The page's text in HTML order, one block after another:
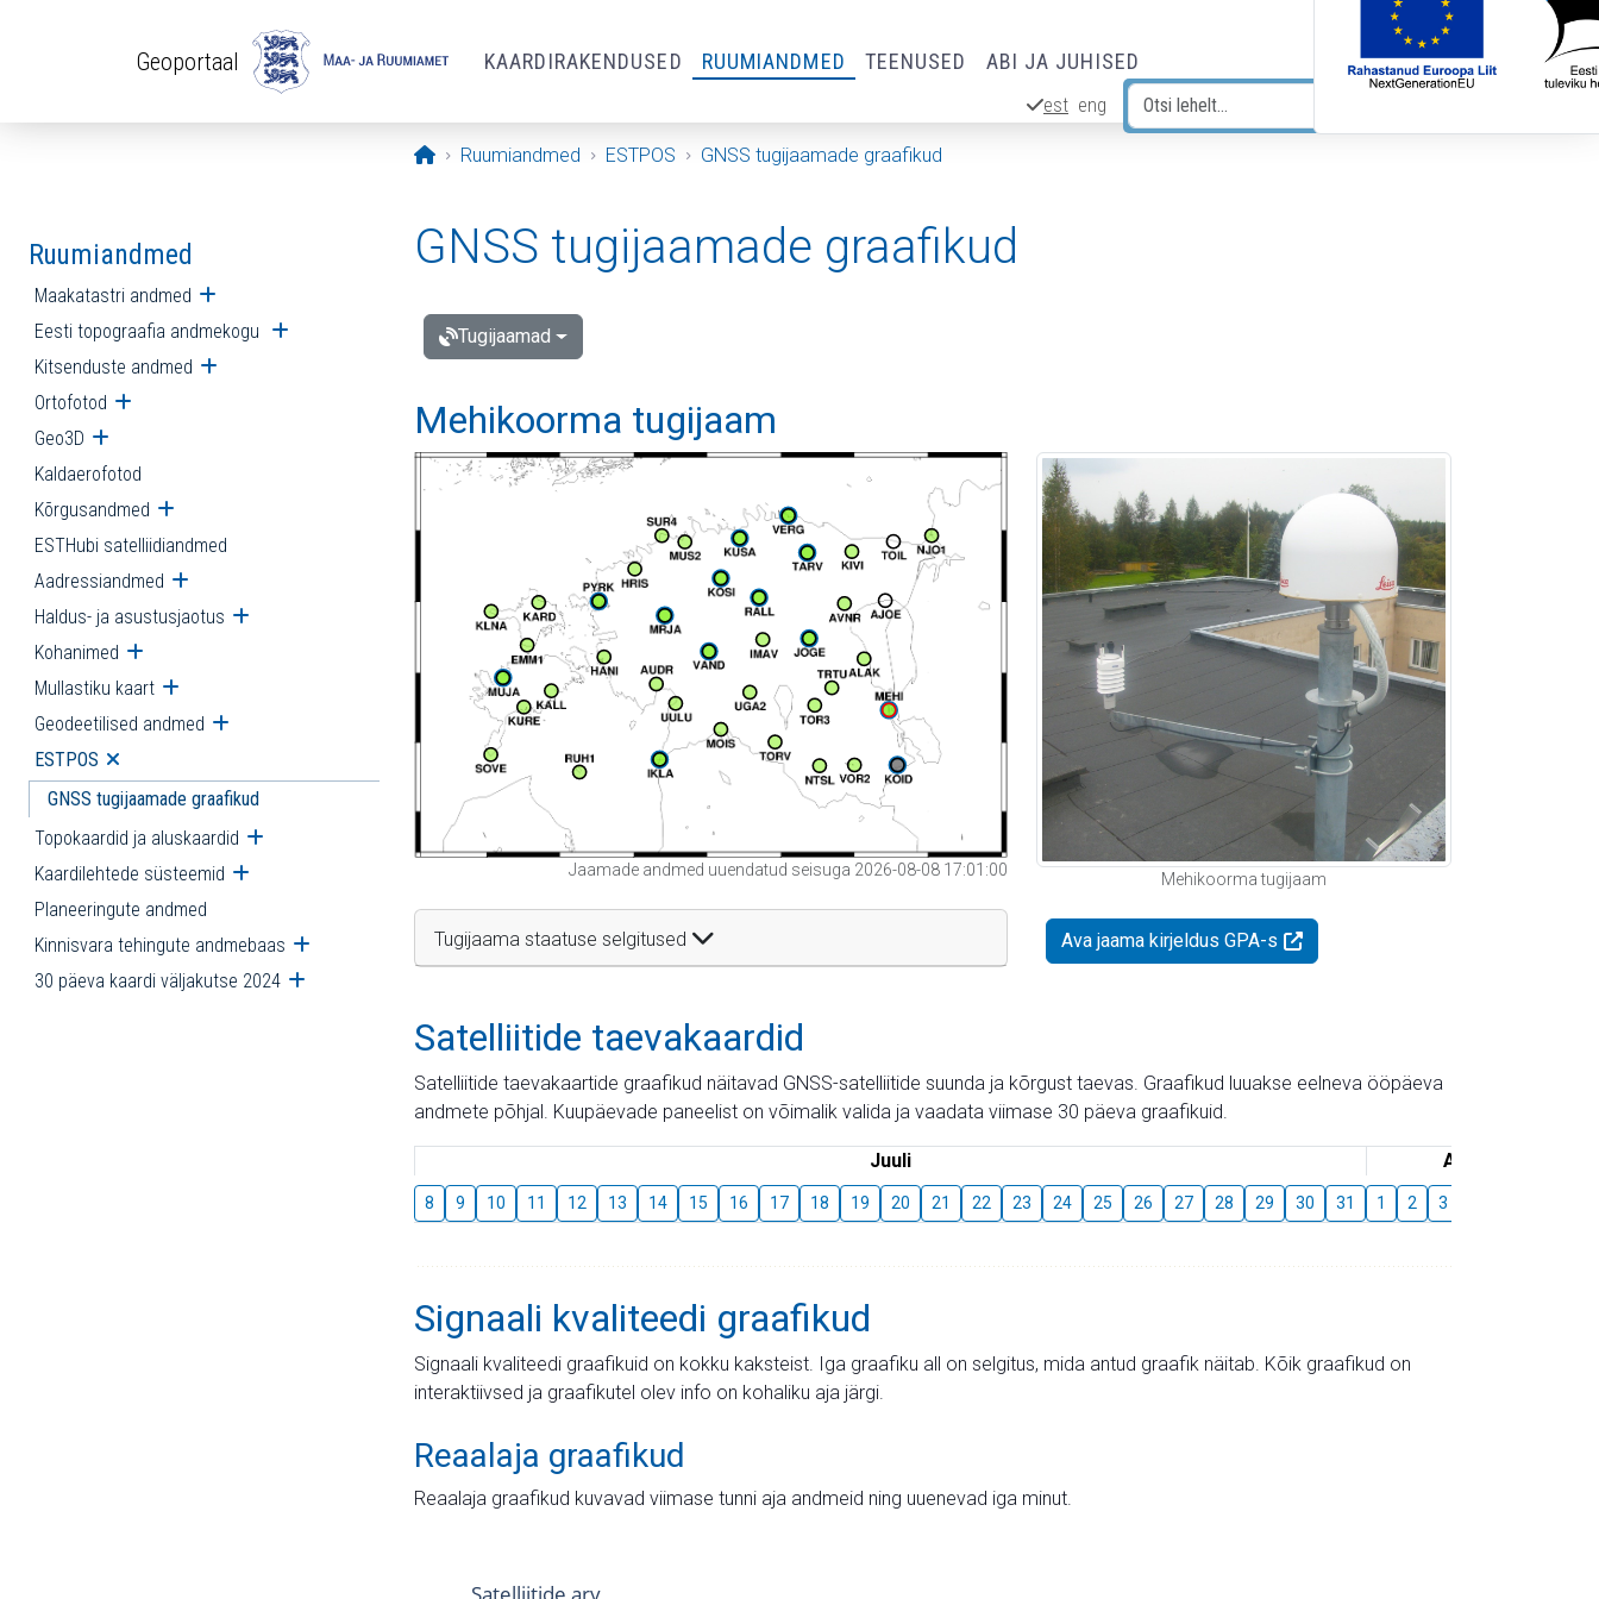
Geoportaal KAARDIRAKENDUSED RUUMIANDMED TEENUSED ABI JA JUHISED
est eng
Avaleht
Ruumiandmed ESTPOS GNSS tugijaamade graafikud
Ruumiandmed
Maakatastri andmed Ava alammenüü
Eesti topograafia andmekogu Ava alammenüü
Kitsenduste andmed Ava alammenüü
Ortofotod Ava alammenüü
Geo3D Ava alammenüü
Kaldaerofotod
Kõrgusandmed Ava alammenüü
ESTHubi satelliidiandmed
Aadressiandmed Ava alammenüü
Haldus- ja asustusjaotus Ava alammenüü
Kohanimed Ava alammenüü
Mullastiku kaart Ava alammenüü
Geodeetilised andmed Ava alammenüü
ESTPOS Ava alammenüü
GNSS tugijaamade graafikud
Topokaardid ja aluskaardid Ava alammenüü
Kaardilehtede süsteemid Ava alammenüü
Planeeringute andmed
Kinnisvara tehingute andmebaas Ava alammenüü
30 päeva kaardi väljakutse 2024 Ava alammenüü
GNSS tugijaamade graafikud
Tugijaamad
Mehikoorma tugijaam
Jaamade andmed uuendatud seisuga 2026-08-08 17:01:00
Tugijaama staatuse selgitused
Mehikoorma tugijaam
Ava jaama kirjeldus GPA-s
Satelliitide taevakaardid
Satelliitide taevakaartide graafikud näitavad GNSS-satelliitide suunda ja kõrgust taevas. Graafikud luuakse eelneva ööpäeva
andmete põhjal. Kuupäevade paneelist on võimalik valida ja vaadata viimase 30 päeva graafikuid.
Juuli August
8 9 10 11 12 13 14 15 16 17 18 19 20 21 22 23 24 25 26 27 28 29 30 31 1 2 3
Signaali kvaliteedi graafikud
Signaali kvaliteedi graafikuid on kokku kaksteist. Iga graafiku all on selgitus, mida antud graafik näitab. Kõik graafikud on
interaktiivsed ja graafikutel olev info on kohaliku aja järgi.
Reaalaja graafikud
Reaalaja graafikud kuvavad viimase tunni aja andmeid ning uuenevad iga minut.